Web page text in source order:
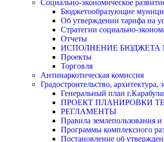
Социально-экономическое
Бюджетообразующие
Об утверждении тарифа на
Стратегии социально-
Отчеты
ИСПОЛНЕНИЕ БЮДЖЕТА
Проекты
Торговля
Антинаркотическая комиссия
Градостроительство,
Генеральный план
ПРОЕКТ ПЛАНИРОВКИ
РЕГЛАМЕНТЫ
Правила землепользования и
Программы комплексного
Постановление об